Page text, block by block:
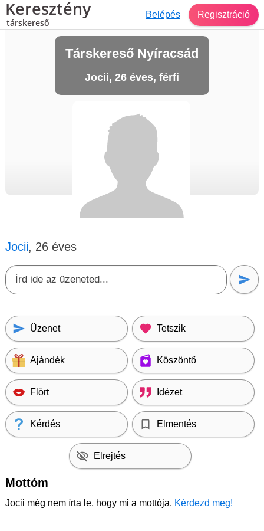
Keresztény
társkereső
Belépés Regisztráció
Társkereső Nyíracsád
Jocii, 26 éves, férfi
Jocii, 26 éves
Üzenet Tetszik
Ajándék Köszöntő
Flört Idézet
Kérdés Elmentés
Elrejtés
Mottóm
Jocii még nem írta le, hogy mi a mottója. Kérdezd meg!